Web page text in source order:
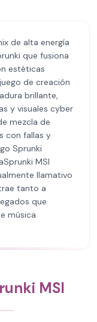
de alta energía
que fusiona
estéticas
de creación
brillante,
y visuales cyber
mezcla de
con fallas y
Sprunki
MSI
llamativo
tanto a
que
música
MSI